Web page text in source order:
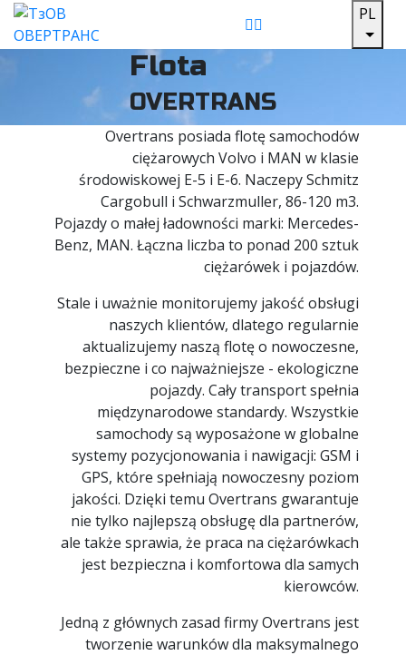
PL
Flota
OVERTRANS
Overtrans posiada flotę samochodów
ciężarowych Volvo i MAN w klasie
środowiskowej E-5 i E-6. Naczepy Schmitz
Cargobull i Schwarzmuller, 86-120 m3.
Pojazdy o małej ładowności marki: Mercedes-
Benz, MAN. Łączna liczba to ponad 200 sztuk
ciężarówek i pojazdów.
Stale i uważnie monitorujemy jakość obsługi
naszych klientów, dlatego regularnie
aktualizujemy naszą flotę o nowoczesne,
bezpieczne i co najważniejsze - ekologiczne
pojazdy. Cały transport spełnia
międzynarodowe standardy. Wszystkie
samochody są wyposażone w globalne
systemy pozycjonowania i nawigacji: GSM i
GPS, które spełniają nowoczesny poziom
jakości. Dzięki temu Overtrans gwarantuje
nie tylko najlepszą obsługę dla partnerów,
ale także sprawia, że praca na ciężarówkach
jest bezpieczna i komfortowa dla samych
kierowców.
Jedną z głównych zasad firmy Overtrans jest
tworzenie warunków dla maksymalnego